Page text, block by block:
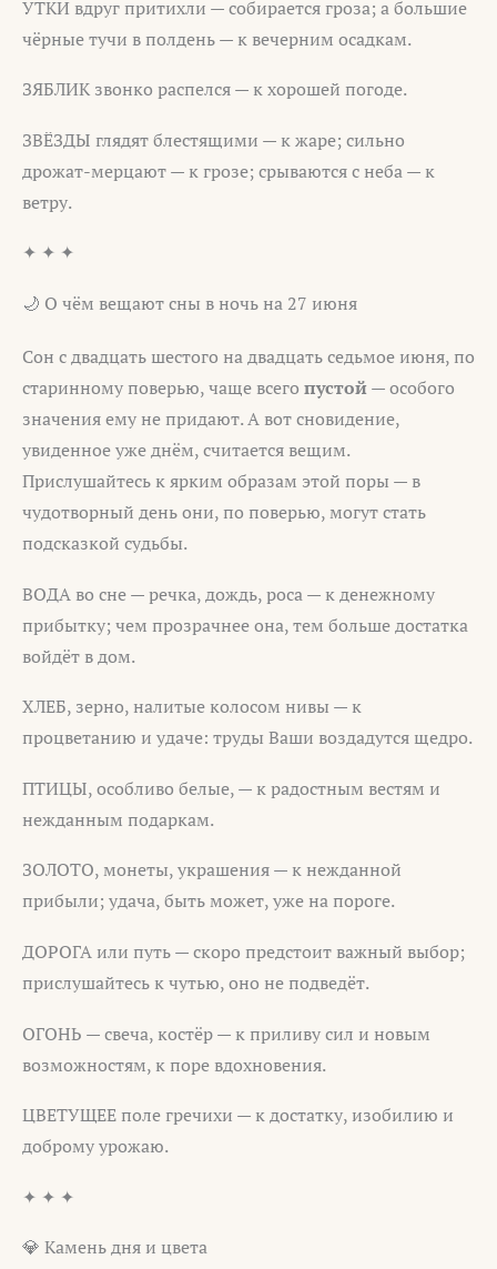
УТКИ вдруг притихли — собирается гроза; а большие
чёрные тучи в полдень — к вечерним осадкам.
ЗЯБЛИК звонко распелся — к хорошей погоде.
ЗВЁЗДЫ глядят блестящими — к жаре; сильно
дрожат-мерцают — к грозе; срываются с неба — к
ветру.
✦ ✦ ✦
🌙 О чём вещают сны в ночь на 27 июня
Сон с двадцать шестого на двадцать седьмое июня, по
старинному поверью, чаще всего пустой— особого
значения ему не придают. А вот сновидение,
увиденное уже днём, считается вещим.
Прислушайтесь к ярким образам этой поры — в
чудотворный день они, по поверью, могут стать
подсказкой судьбы.
ВОДА во сне — речка, дождь, роса — к денежному
прибытку; чем прозрачнее она, тем больше достатка
войдёт в дом.
ХЛЕБ, зерно, налитые колосом нивы — к
процветанию и удаче: труды Ваши воздадутся щедро.
ПТИЦЫ, особливо белые, — к радостным вестям и
нежданным подаркам.
ЗОЛОТО, монеты, украшения — к нежданной
прибыли; удача, быть может, уже на пороге.
ДОРОГА или путь — скоро предстоит важный выбор;
прислушайтесь к чутью, оно не подведёт.
ОГОНЬ — свеча, костёр — к приливу сил и новым
возможностям, к поре вдохновения.
ЦВЕТУЩЕЕ поле гречихи — к достатку, изобилию и
доброму урожаю.
✦ ✦ ✦
💎 Камень дня и цвета